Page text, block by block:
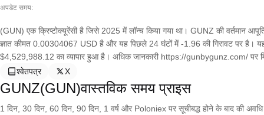
अपडेट समय:
(GUN) एक क्रिप्टोक्यूरेंसी है जिसे 2025 में लॉन्च किया गया था। GUNZ की
ज्ञात कीमत 0.00304067 USD है और यह पिछले 24 घंटों में -1.96 की गिरावट पर है। यह
$4,529,988.12 का व्यापार हुआ है। अधिक जानकारी https://gunbygunz.com/ पर
श्वेतपत्र
X
GUNZ(GUN)वास्तविक समय प्राइस
1 दिन, 30 दिन, 60 दिन, 90 दिन, 1 वर्ष और Poloniex पर सूचीबद्ध होने के बाद की